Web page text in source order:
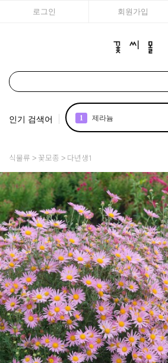
로그인 회원가입
인기 검색어 1 제라늄
3 아이비
4 조날
5 리갈
6 아이비 제라늄
7 매발톱
8 에키네시아
9 대국
식물류 꽃모종 다년생1